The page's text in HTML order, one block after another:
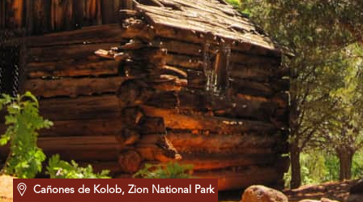
Cañones de Kolob, Zion National Park